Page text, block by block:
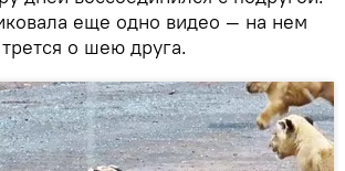
еще одно видео — на нем
о шею друга.